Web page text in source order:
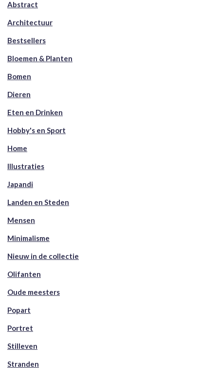
Abstract
Architectuur
Bestsellers
Bloemen & Planten
Bomen
Dieren
Eten en Drinken
Hobby's en Sport
Home
Illustraties
Japandi
Landen en Steden
Mensen
Minimalisme
Nieuw in de collectie
Olifanten
Oude meesters
Popart
Portret
Stilleven
Stranden